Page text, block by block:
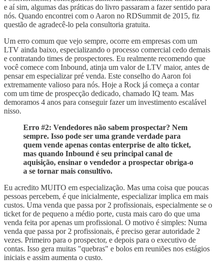
e aí sim, algumas das práticas do livro passaram a fazer sentido para
nós. Quando encontrei com o Aaron no RDSummit de 2015, fiz
questão de agradecê-lo pela consultoria gratuita.
Um erro comum que vejo sempre, ocorre em empresas com um
LTV ainda baixo, especializando o processo comercial cedo demais
e contratando times de prospectores. Eu realmente recomendo que
você comece com Inbound, atinja um valor de LTV maior, antes de
pensar em especializar pré venda. Este conselho do Aaron foi
extremamente valioso para nós. Hoje a Rock já começa a contar
com um time de prospecção dedicado, chamado IQ team. Mas
demoramos 4 anos para conseguir fazer um investimento escalável
nisso.
Erro #2: Vendedores não sabem prospectar? Nem
sempre. Isso pode ser uma grande verdade para
quem vende apenas contas enterprise de alto ticket,
mas quando Inbound é seu principal canal de
aquisição, ensinar o vendedor a prospectar obriga-o
a se tornar mais consultivo.
Eu acredito MUITO em especialização. Mas uma coisa que poucas
pessoas percebem, é que inicialmente, especializar implica em mais
custos. Uma venda que passa por 2 profissionais, especialmente se o
ticket for de pequeno a médio porte, custa mais caro do que uma
venda feita por apenas um profissional. O motivo é simples: Numa
venda que passa por 2 profissionais, é preciso gerar autoridade 2
vezes. Primeiro para o prospector, e depois para o executivo de
contas. Isso gera muitas "quebras" e bolos em reuniões nos estágios
iniciais e assim aumenta o custo.